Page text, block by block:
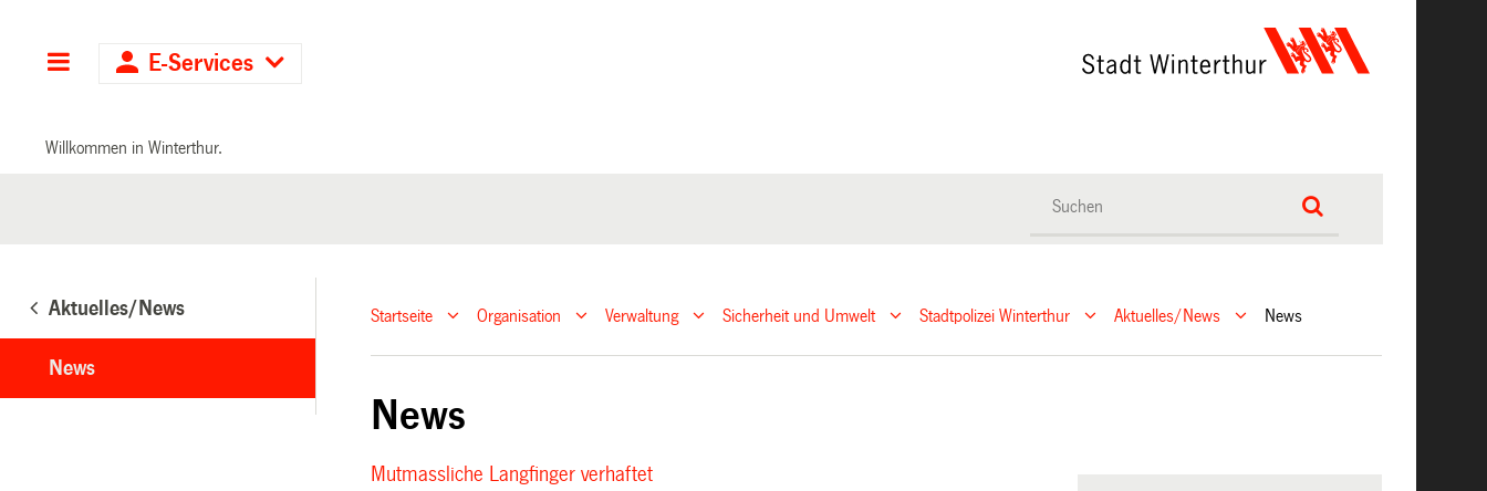
Hauptnavigation
E-Services
Willkommen in Winterthur.
Aktuelles/News
News
Startseite Organisation Verwaltung Sicherheit und Umwelt Stadtpolizei Winterthur Aktuelles/News News
News
Mutmassliche Langfinger verhaftet